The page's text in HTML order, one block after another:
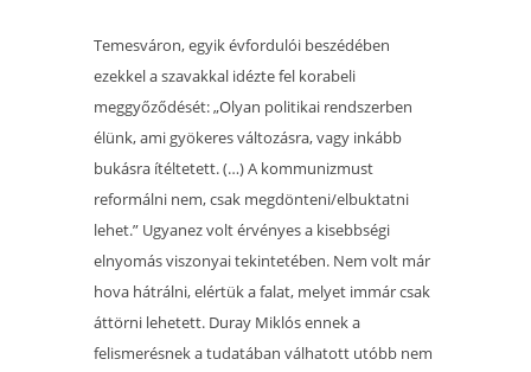
Temesváron, egyik évfordulói beszédében
ezekkel a szavakkal idézte fel korabeli
meggyőződését: „Olyan politikai rendszerben
élünk, ami gyökeres változásra, vagy inkább
bukásra ítéltetett. (…) A kommunizmust
reformálni nem, csak megdönteni/elbuktatni
lehet.” Ugyanez volt érvényes a kisebbségi
elnyomás viszonyai tekintetében. Nem volt már
hova hátrálni, elértük a falat, melyet immár csak
áttörni lehetett. Duray Miklós ennek a
felismerésnek a tudatában válhatott utóbb nem